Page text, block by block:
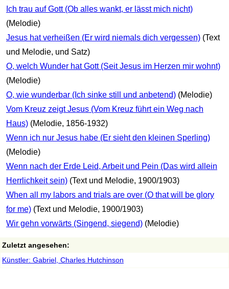
Ich trau auf Gott (Ob alles wankt, er lässt mich nicht)
(Melodie)
Jesus hat verheißen (Er wird niemals dich vergessen) (Text
und Melodie, und Satz)
O, welch Wunder hat Gott (Seit Jesus im Herzen mir wohnt)
(Melodie)
O, wie wunderbar (Ich sinke still und anbetend) (Melodie)
Vom Kreuz zeigt Jesus (Vom Kreuz führt ein Weg nach
Haus) (Melodie, 1856-1932)
Wenn ich nur Jesus habe (Er sieht den kleinen Sperling)
(Melodie)
Wenn nach der Erde Leid, Arbeit und Pein (Das wird allein
Herrlichkeit sein) (Text und Melodie, 1900/1903)
When all my labors and trials are over (O that will be glory
for me) (Text und Melodie, 1900/1903)
Wir gehn vorwärts (Singend, siegend) (Melodie)
Zuletzt angesehen:
Künstler: Gabriel, Charles Hutchinson